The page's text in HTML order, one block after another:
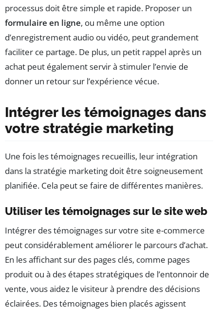
processus doit être simple et rapide. Proposer un
formulaire en ligne, ou même une option
d’enregistrement audio ou vidéo, peut grandement
faciliter ce partage. De plus, un petit rappel après un
achat peut également servir à stimuler l’envie de
donner un retour sur l’expérience vécue.
Intégrer les témoignages dans
votre stratégie marketing
Une fois les témoignages recueillis, leur intégration
dans la stratégie marketing doit être soigneusement
planifiée. Cela peut se faire de différentes manières.
Utiliser les témoignages sur le site web
Intégrer des témoignages sur votre site e-commerce
peut considérablement améliorer le parcours d’achat.
En les affichant sur des pages clés, comme pages
produit ou à des étapes stratégiques de l’entonnoir de
vente, vous aidez le visiteur à prendre des décisions
éclairées. Des témoignages bien placés agissent